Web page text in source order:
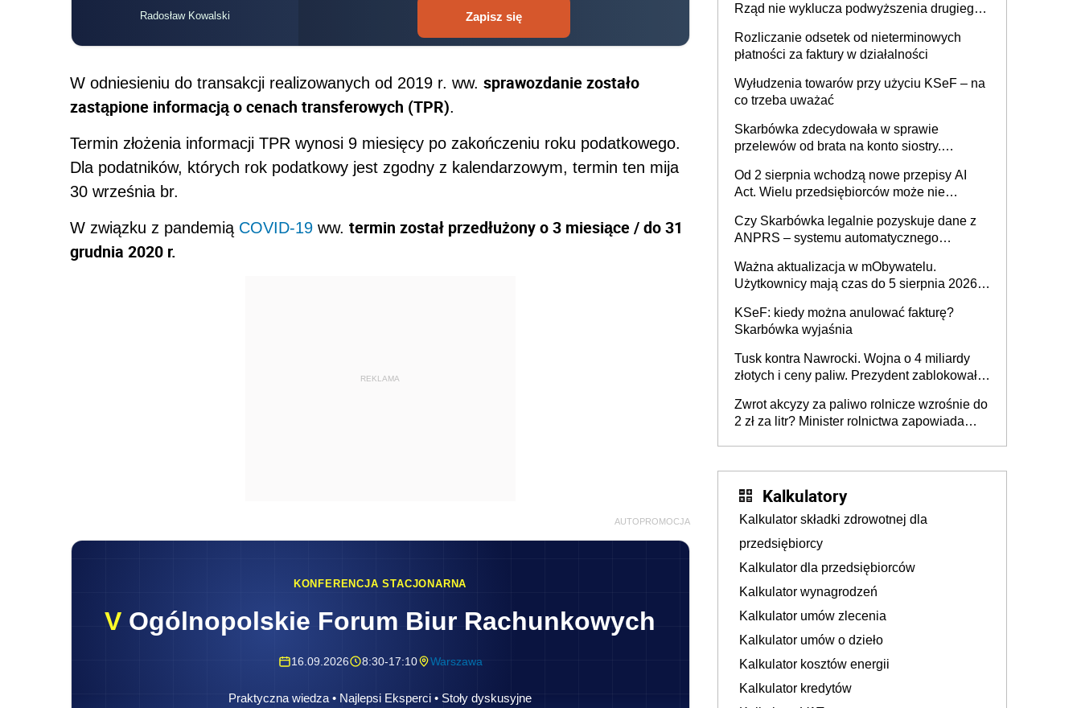
Radosław Kowalski Zapisz się
W odniesieniu do transakcji realizowanych od 2019 r. ww. sprawozdanie zostało
zastąpione informacją o cenach transferowych (TPR).
Termin złożenia informacji TPR wynosi 9 miesięcy po zakończeniu roku podatkowego.
Dla podatników, których rok podatkowy jest zgodny z kalendarzowym, termin ten mija
30 września br.
W związku z pandemią COVID-19 ww. termin został przedłużony o 3 miesiące / do 31
grudnia 2020 r.
REKLAMA
AUTOPROMOCJA
KONFERENCJA STACJONARNA
V Ogólnopolskie Forum Biur Rachunkowych
16.09.2026 8:30-17:10 Warszawa
Praktyczna wiedza • Najlepsi Eksperci • Stoły dyskusyjne
Rząd nie wyklucza podwyższenia drugiego
Rozliczanie odsetek od nieterminowych
płatności za faktury w działalności
Wyłudzenia towarów przy użyciu KSeF – na
co trzeba uważać
Skarbówka zdecydowała w sprawie
przelewów od brata na konto siostry.
darowizna, ale podatku jednak nie będzie
Od 2 sierpnia wchodzą nowe przepisy AI
Act. Wielu przedsiębiorców może nie
Czy Skarbówka legalnie pozyskuje dane z
ANPRS – systemu automatycznego
pojazdów z kamer drogowych?
Ważna aktualizacja w mObywatelu.
Użytkownicy mają czas do 5 sierpnia 2026
KSeF: kiedy można anulować fakturę?
Skarbówka wyjaśnia
Tusk kontra Nawrocki. Wojna o 4 miliardy
złotych i ceny paliw. Prezydent zablokował
wymierzonym we wszystkich polskich
kierowców”
Zwrot akcyzy za paliwo rolnicze wzrośnie do
2 zł za litr? Minister rolnictwa zapowiada
Kalkulatory
Kalkulator składki zdrowotnej dla
przedsiębiorcy
Kalkulator dla przedsiębiorców
Kalkulator wynagrodzeń
Kalkulator umów zlecenia
Kalkulator umów o dzieło
Kalkulator kosztów energii
Kalkulator kredytów